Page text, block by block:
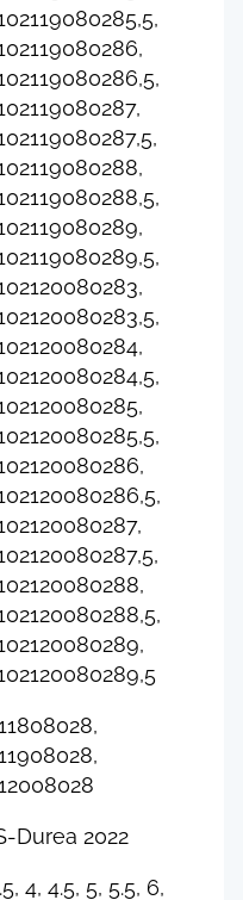
Durea 2022
4, 4.5, 5, 5.5, 6,